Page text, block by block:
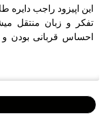
این اپیزود راجب دایره
تفکر و زبان منتقل
احساس قربانی بودن